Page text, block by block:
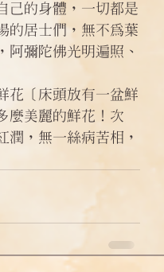
己的身體，一切都是
的居士們，無不為葉
阿彌陀佛光明遍照、
花〔床頭放有一盆鮮
麼美麗的鮮花！次
潤，無一絲病苦相，